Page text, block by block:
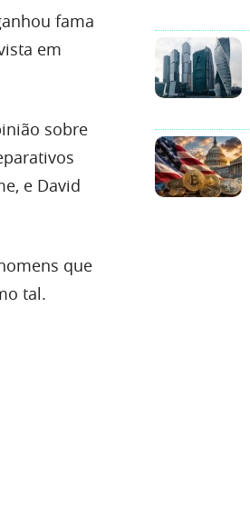
fama
em
sobre
e David
que
tal.